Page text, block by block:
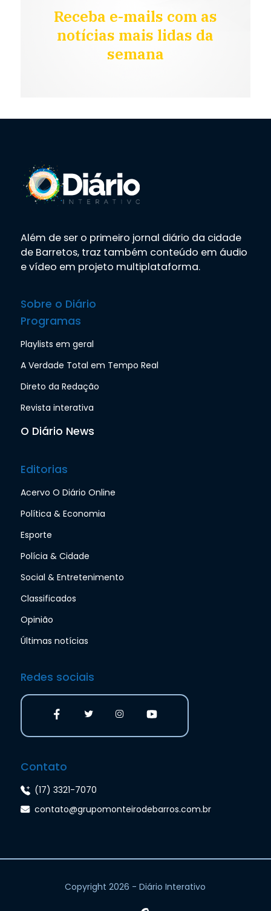
Receba e-mails com as
notícias mais lidas da
semana
Além de ser o primeiro jornal diário da cidade
de Barretos, traz também conteúdo em áudio
e vídeo em projeto multiplataforma.
Sobre o Diário
Programas
Playlists em geral
A Verdade Total em Tempo Real
Direto da Redação
Revista interativa
O Diário News
Editorias
Acervo O Diário Online
Política & Economia
Esporte
Polícia & Cidade
Social & Entretenimento
Classificados
Opinião
Últimas notícias
Redes sociais
Contato
(17) 3321-7070
contato@grupomonteirodebarros.com.br
Copyright 2026 - Diário Interativo